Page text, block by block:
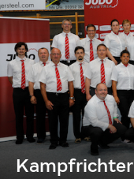
Kampfrichter